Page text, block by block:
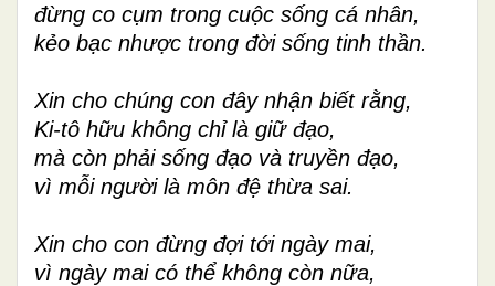
đừng co cụm trong cuộc sống cá nhân,
kẻo bạc nhược trong đời sống tinh thần.
Xin cho chúng con đây nhận biết rằng,
Ki-tô hữu không chỉ là giữ đạo,
mà còn phải sống đạo và truyền đạo,
vì mỗi người là môn đệ thừa sai.
Xin cho con đừng đợi tới ngày mai,
vì ngày mai có thể không còn nữa,